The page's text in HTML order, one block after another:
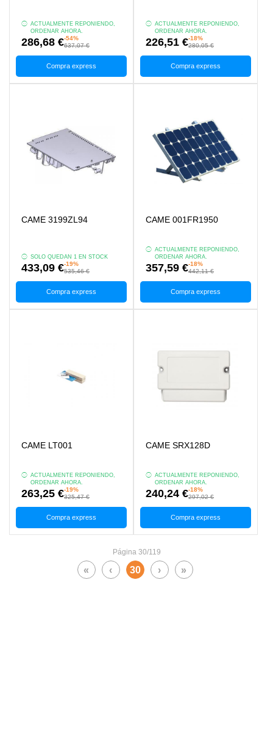
ACTUALMENTE REPONIENDO,
ORDENAR AHORA.
286,68 €-54%
637,07 €
Compra express
ACTUALMENTE REPONIENDO,
ORDENAR AHORA.
226,51 €-18%
280,05 €
Compra express
CAME 3199ZL94
SOLO QUEDAN 1 EN STOCK
433,09 €-19%
535,46 €
Compra express
CAME 001FR1950
ACTUALMENTE REPONIENDO,
ORDENAR AHORA.
357,59 €-18%
442,11 €
Compra express
CAME LT001
ACTUALMENTE REPONIENDO,
ORDENAR AHORA.
263,25 €-19%
325,47 €
Compra express
CAME SRX128D
ACTUALMENTE REPONIENDO,
ORDENAR AHORA.
240,24 €-18%
297,02 €
Compra express
Página 30/119
« ‹ 30 › »